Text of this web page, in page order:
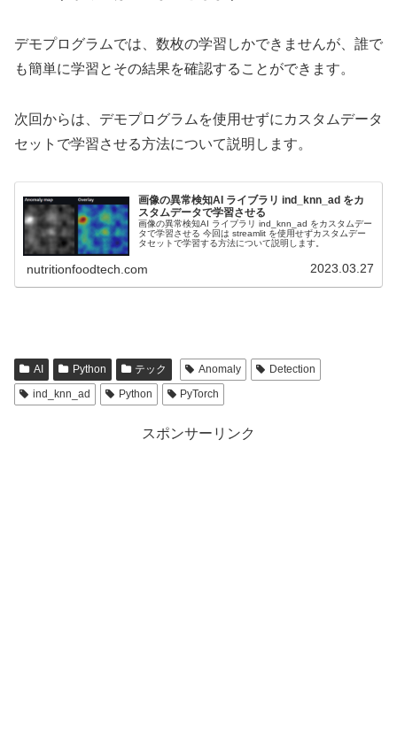
デモプログラムでは、数枚の学習しかできませんが、誰で
も簡単に学習とその結果を確認することができます。
次回からは、デモプログラムを使用せずにカスタムデータ
セットで学習させる方法について説明します。
画像の異常検知AI ライブラリ ind_knn_ad をカ
スタムデータで学習させる
画像の異常検知AI ライブラリ ind_knn_ad をカスタムデー
タで学習させる 今回は streamlit を使用せずカスタムデー
タセットで学習する方法について説明します。
nutritionfoodtech.com 2023.03.27
AI Python テック Anomaly
Detection
ind_knn_ad
Python PyTorch
スポンサーリンク